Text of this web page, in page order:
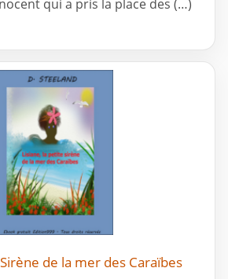
qui a pris la place des (…)
de la mer des Caraïbes